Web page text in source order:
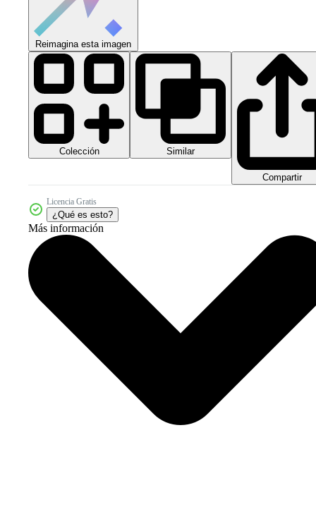
Reimagina esta imagen
Colección Similar
Compartir
Licencia Gratis
¿Qué es esto?
Más información